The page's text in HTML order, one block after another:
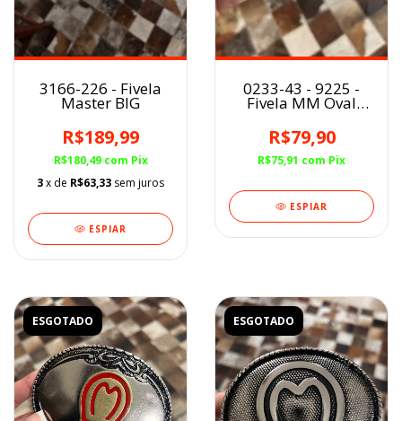
3166-226 - Fivela
Master BIG
R$189,99
R$180,49 com Pix
3x de R$63,33 sem juros
ESPIAR
0233-43 - 9225 -
Fivela MM Oval
R$79,90
R$75,91 com Pix
ESPIAR
ESGOTADO ESGOTADO